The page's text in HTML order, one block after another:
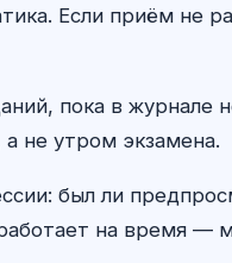
Если приём не
пока в журнале
не утром экзамена.
был ли
на время —